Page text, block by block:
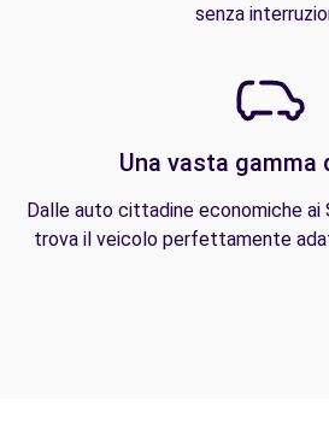
senza
Una vasta gamma
Dalle auto cittadine economiche ai
trova il veicolo perfettamente